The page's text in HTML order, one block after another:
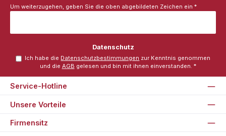
Um weiterzugehen, geben Sie die oben abgebildeten Zeichen ein *
Datenschutz
Ich habe die Datenschutzbestimmungen zur Kenntnis genommen
und die AGB gelesen und bin mit ihnen einverstanden. *
Service-Hotline
Unsere Vorteile
Firmensitz